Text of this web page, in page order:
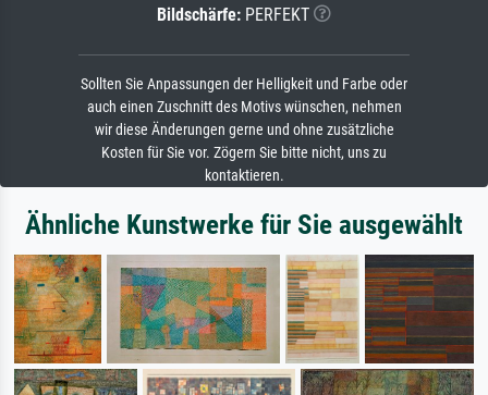
Bildschärfe: PERFEKT
Sollten Sie Anpassungen der Helligkeit und Farbe oder
auch einen Zuschnitt des Motivs wünschen, nehmen
wir diese Änderungen gerne und ohne zusätzliche
Kosten für Sie vor. Zögern Sie bitte nicht, uns zu
kontaktieren.
Ähnliche Kunstwerke für Sie ausgewählt